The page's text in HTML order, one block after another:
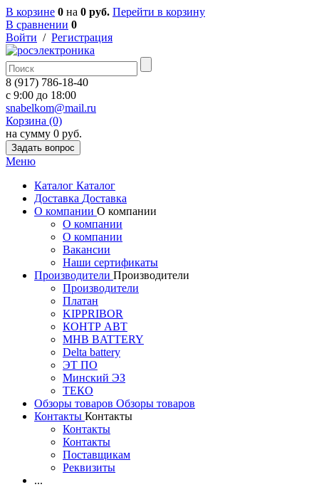
В корзине 0 на 0 руб. Перейти в корзину
В сравнении 0
Войти / Регистрация
8 (917) 786-18-40
c 9:00 до 18:00
snabelkom@mail.ru
Корзина (0)
на сумму 0 руб.
Задать вопрос
Меню
Каталог Каталог
Доставка Доставка
О компании О компании
О компании
О компании
Вакансии
Наши сертификаты
Производители Производители
Производители
Платан
KIPPRIBOR
КОНТР АВТ
MHB BATTERY
Delta battery
ЭT ПО
Минский ЭЗ
ТЕКО
Обзоры товаров Обзоры товаров
Контакты Контакты
Контакты
Контакты
Поставщикам
Реквизиты
...